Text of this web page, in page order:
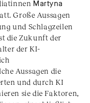
Martyna
Große Aussagen
und Schlagzeilen
die Zukunft der
der KI-
Aussagen die
und durch KI
sie die Faktoren,